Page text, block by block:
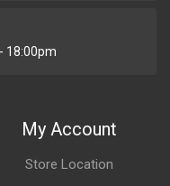
18:00pm
My Account
Store Location